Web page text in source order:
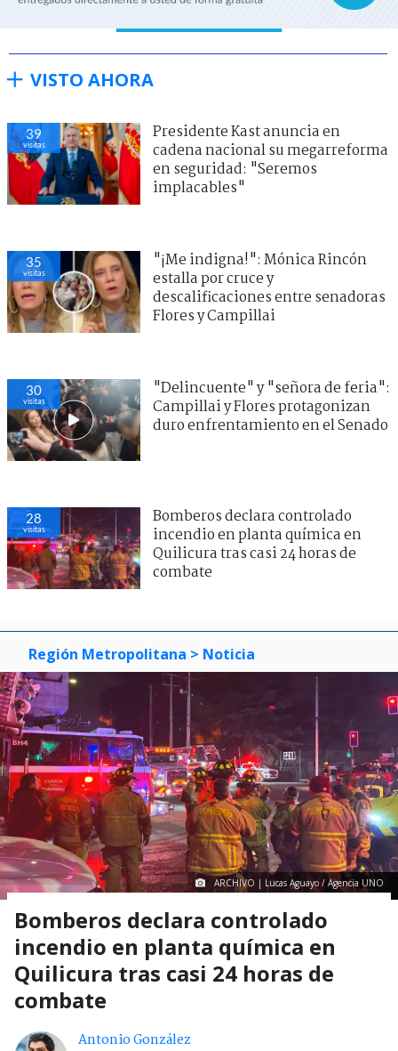
VISTO AHORA
39
visitas
Presidente Kast anuncia en
cadena nacional su megarreforma
en seguridad: "Seremos
implacables"
35
visitas
"¡Me indigna!": Mónica Rincón
estalla por cruce y
descalificaciones entre senadoras
Flores y Campillai
30
visitas
"Delincuente" y "señora de feria":
Campillai y Flores protagonizan
duro enfrentamiento en el Senado
28
visitas
Bomberos declara controlado
incendio en planta química en
Quilicura tras casi 24 horas de
combate
Región Metropolitana > Noticia
ARCHIVO | Lucas Aguayo / Agencia UNO
Bomberos declara controlado
incendio en planta química en
Quilicura tras casi 24 horas de
combate
Antonio González